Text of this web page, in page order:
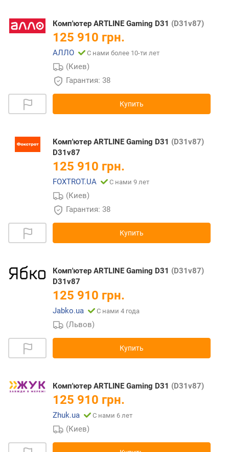
Комп'ютер ARTLINE Gaming D31 (D31v87)
125 910 грн.
АЛЛО С нами более 10-ти лет
(Киев)
Гарантия: 38
Купить
Комп'ютер ARTLINE Gaming D31 (D31v87)
D31v87
125 910 грн.
FOXTROT.UA С нами 9 лет
(Киев)
Гарантия: 38
Купить
Комп'ютер ARTLINE Gaming D31 (D31v87)
D31v87
125 910 грн.
Jabko.ua С нами 4 года
(Львов)
Купить
Комп'ютер ARTLINE Gaming D31 (D31v87)
125 910 грн.
Zhuk.ua С нами 6 лет
(Киев)